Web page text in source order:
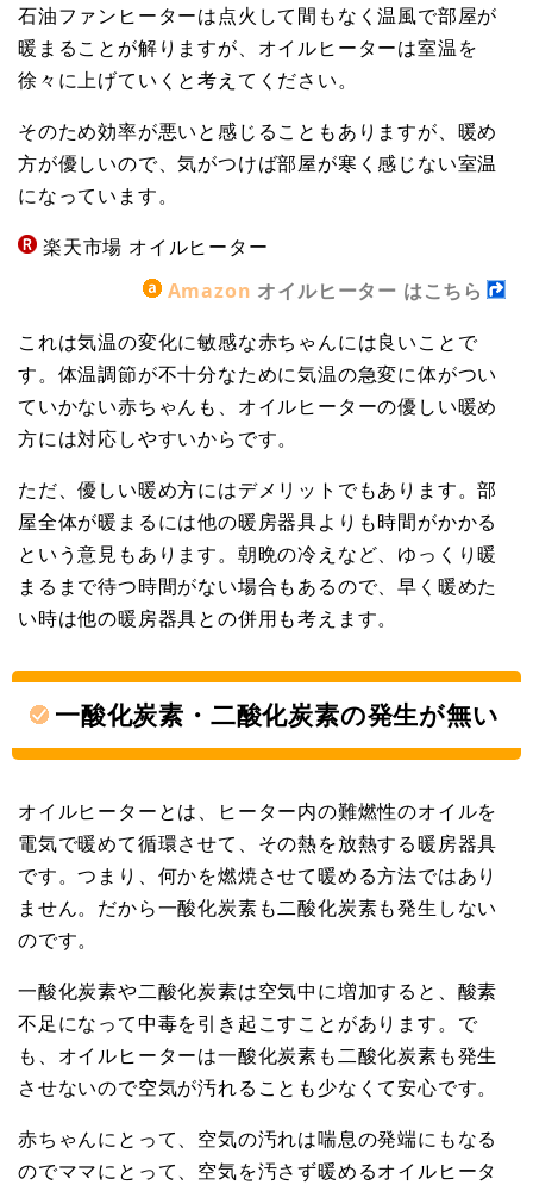
石油ファンヒーターは点火して間もなく温風で部屋が
暖まることが解りますが、オイルヒーターは室温を
徐々に上げていくと考えてください。
そのため効率が悪いと感じることもありますが、暖め
方が優しいので、気がつけば部屋が寒く感じない室温
になっています。
楽天市場 オイルヒーター
Amazon オイルヒーター はこちら
これは気温の変化に敏感な赤ちゃんには良いことで
す。体温調節が不十分なために気温の急変に体がつい
ていかない赤ちゃんも、オイルヒーターの優しい暖め
方には対応しやすいからです。
ただ、優しい暖め方にはデメリットでもあります。部
屋全体が暖まるには他の暖房器具よりも時間がかかる
という意見もあります。朝晩の冷えなど、ゆっくり暖
まるまで待つ時間がない場合もあるので、早く暖めた
い時は他の暖房器具との併用も考えます。
一酸化炭素・二酸化炭素の発生が無い
オイルヒーターとは、ヒーター内の難燃性のオイルを
電気で暖めて循環させて、その熱を放熱する暖房器具
です。つまり、何かを燃焼させて暖める方法ではあり
ません。だから一酸化炭素も二酸化炭素も発生しない
のです。
一酸化炭素や二酸化炭素は空気中に増加すると、酸素
不足になって中毒を引き起こすことがあります。で
も、オイルヒーターは一酸化炭素も二酸化炭素も発生
させないので空気が汚れることも少なくて安心です。
赤ちゃんにとって、空気の汚れは喘息の発端にもなる
のでママにとって、空気を汚さず暖めるオイルヒータ